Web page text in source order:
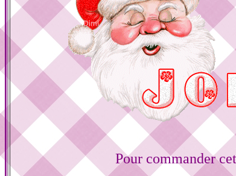
Pour commander